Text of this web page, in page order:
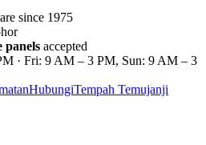
since 1975
panels accepted
· Fri: 9 AM – 3 PM, Sun: 9 AM – 3
HubungiTempah Temujanji